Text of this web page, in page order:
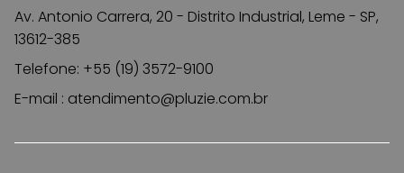
Av. Antonio Carrera, 20 - Distrito Industrial, Leme - SP,
13612-385
Telefone: +55 (19) 3572-9100
E-mail : atendimento@pluzie.com.br